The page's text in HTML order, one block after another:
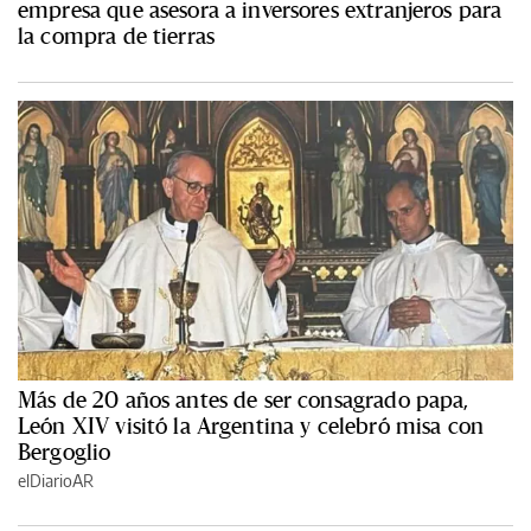
empresa que asesora a inversores extranjeros para
la compra de tierras
Más de 20 años antes de ser consagrado papa,
León XIV visitó la Argentina y celebró misa con
Bergoglio
elDiarioAR